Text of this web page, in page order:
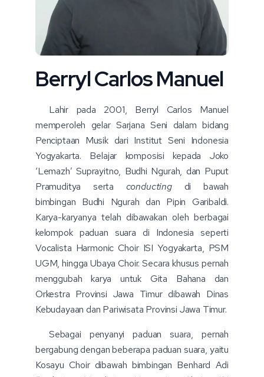
Berryl Carlos Manuel
Lahir pada 2001, Berryl Carlos Manuel
memperoleh gelar Sarjana Seni dalam bidang
Penciptaan Musik dari Institut Seni Indonesia
Yogyakarta. Belajar komposisi kepada Joko
‘Lemazh’ Suprayitno, Budhi Ngurah, dan Puput
Pramuditya serta conductingdi bawah
bimbingan Budhi Ngurah dan Pipin Garibaldi.
Karya-karyanya telah dibawakan oleh berbagai
kelompok paduan suara di Indonesia seperti
Vocalista Harmonic Choir ISI Yogyakarta, PSM
UGM, hingga Ubaya Choir. Secara khusus pernah
menggubah karya untuk Gita Bahana dan
Orkestra Provinsi Jawa Timur dibawah Dinas
Kebudayaan dan Pariwisata Provinsi Jawa Timur.
Sebagai penyanyi paduan suara, pernah
bergabung dengan beberapa paduan suara, yaitu
Kosayu Choir dibawah bimbingan Benhard Adi